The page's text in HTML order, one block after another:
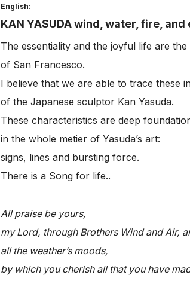
English:
KAN YASUDA wind, water, fire, and
The essentiality and the joyful life are
of San Francesco.
I believe that we are able to trace these
of the Japanese sculptor Kan Yasuda.
These characteristics are deep
in the whole metier of Yasuda’s art:
signs, lines and bursting force.
There is a Song for life..
All praise be yours,
my Lord, through Brothers Wind and Air,
all the weather’s moods,
by which you cherish all that you have